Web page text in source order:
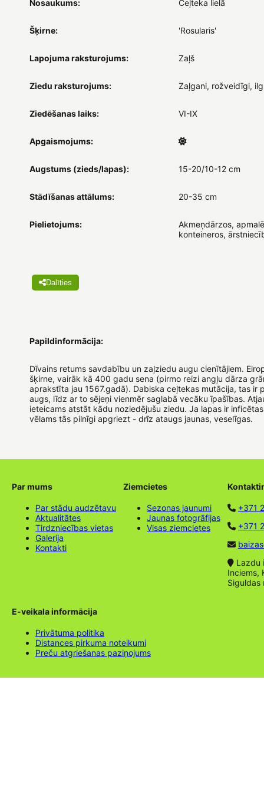
Nosaukums: Ceļteka lielā
Šķirne: 'Rosularis'
Lapojuma raksturojums: Zaļš
Ziedu raksturojums: Zaļgani, rožveidīgi,
Ziedēšanas laiks: VI-IX
Apgaismojums:
Augstums (zieds/lapas): 15-20/10-12 cm
Stādīšanas attālums: 20-35 cm
Pielietojums:
Akmeņdārzos,
konteineros,
Dalīties
Papildinformācija:
Dīvains retums savdabību un zaļziedu augu cienītājiem.
šķirne, vairāk kā 400 gadu sena (pirmo reizi angļu dārza
aprakstīta jau 1567.gadā). Dabiska ceļtekas mutācija, tas ir
augs, līdz ar to sējeņi vienmēr saglabā vecāku īpašības.
ieteicams atstāt kādu noziedējušu ziedu. Ja lapas ir
vēlams tās pilnīgi apgriezt - drīz ataugs jaunas, veselīgas.
Par mums
Par stādu audzētavu
Aktualitātes
Tirdzniecības vietas
Galerija
Kontakti
Ziemcietes
Sezonas jaunumi
Jaunas fotogrāfijas
Visas ziemcietes
+371
+371
Lazdu
Inciems,
Siguldas
E-veikala informācija
Privātuma politika
Distances pirkuma noteikumi
Preču atgriešanas paziņojums